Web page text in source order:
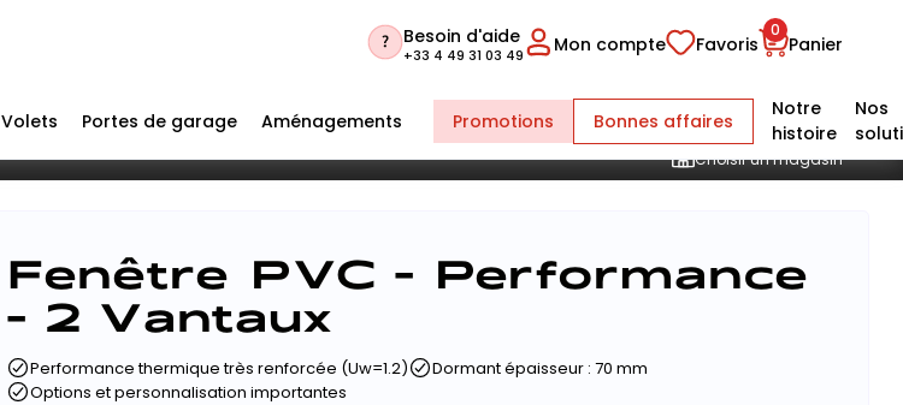
Choisir un magasin
Besoin d'aide
+33 4 49 31 03 49 Mon compte Favoris
0
Panier
Volets Portes de garage Aménagements Promotions Bonnes affaires
Notre
histoire
Nos
Fenêtre PVC - Performance
- 2 Vantaux
Performance thermique très renforcée (Uw=1.2)
Dormant épaisseur : 70 mm
Options et personnalisation importantes